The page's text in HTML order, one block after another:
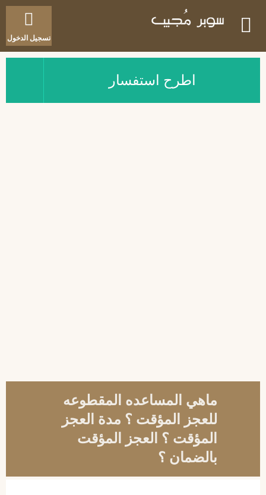
تسجيل الدخول
اطرح استفسار
ماهي المساعده المقطوعه
للعجز المؤقت ؟ مدة العجز
المؤقت ؟ العجز المؤقت
بالضمان ؟